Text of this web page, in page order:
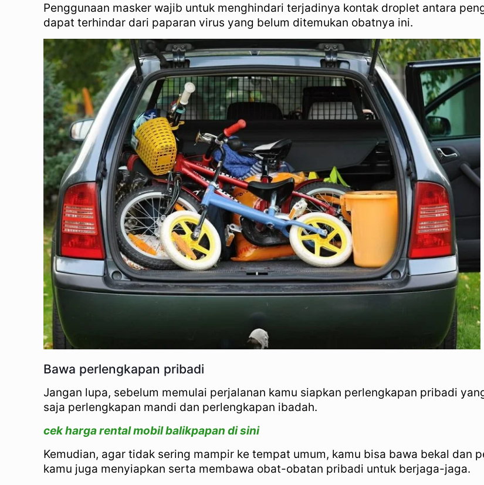
Penggunaan masker wajib untuk menghindari terjadinya kontak droplet antara
dapat terhindar dari paparan virus yang belum ditemukan obatnya ini.
Bawa perlengkapan pribadi
Jangan lupa, sebelum memulai perjalanan kamu siapkan perlengkapan pribadi
saja perlengkapan mandi dan perlengkapan ibadah.
cek harga rental mobil balikpapan di sini
Kemudian, agar tidak sering mampir ke tempat umum, kamu bisa bawa bekal dan
kamu juga menyiapkan serta membawa obat-obatan pribadi untuk berjaga-jaga.